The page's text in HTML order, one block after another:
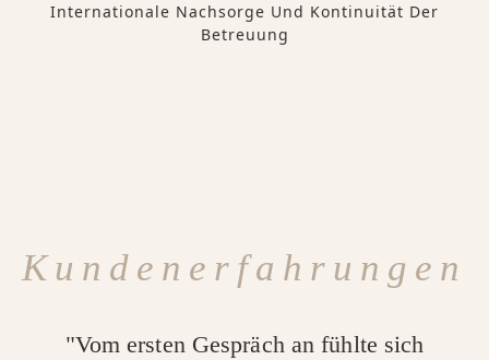
Internationale Nachsorge Und Kontinuität Der
Betreuung
Kundenerfahrungen
"Vom ersten Gespräch an fühlte sich